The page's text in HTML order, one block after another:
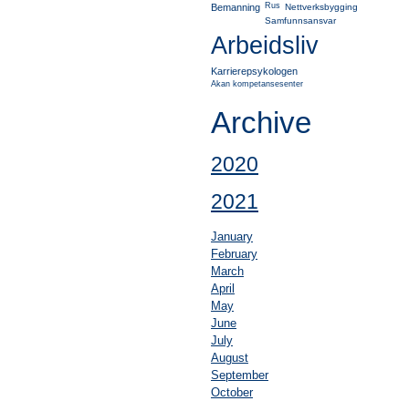
Bemanning Rus Nettverksbygging
Samfunnsansvar
Arbeidsliv
Karrierepsykologen
Akan kompetansesenter
Archive
2020
2021
January
February
March
April
May
June
July
August
September
October